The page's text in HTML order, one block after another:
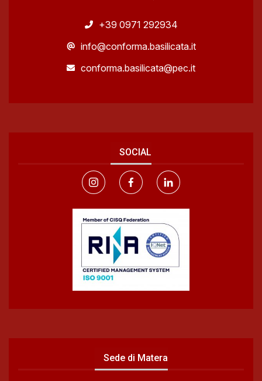
+39 0971 292934
info@conforma.basilicata.it
conforma.basilicata@pec.it
SOCIAL
Sede di Matera